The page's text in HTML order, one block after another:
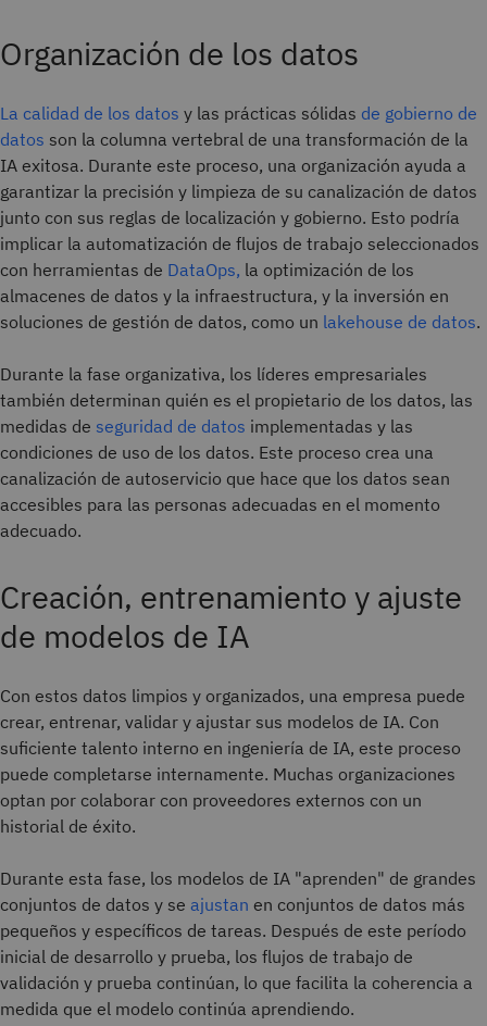
Organización de los datos
La calidad de los datos y las prácticas sólidas de gobierno de
datos son la columna vertebral de una transformación de la
IA exitosa. Durante este proceso, una organización ayuda a
garantizar la precisión y limpieza de su canalización de datos
junto con sus reglas de localización y gobierno. Esto podría
implicar la automatización de flujos de trabajo seleccionados
con herramientas de DataOps, la optimización de los
almacenes de datos y la infraestructura, y la inversión en
soluciones de gestión de datos, como un lakehouse de datos.
Durante la fase organizativa, los líderes empresariales
también determinan quién es el propietario de los datos, las
medidas de seguridad de datos implementadas y las
condiciones de uso de los datos. Este proceso crea una
canalización de autoservicio que hace que los datos sean
accesibles para las personas adecuadas en el momento
adecuado.
Creación, entrenamiento y ajuste
de modelos de IA
Con estos datos limpios y organizados, una empresa puede
crear, entrenar, validar y ajustar sus modelos de IA. Con
suficiente talento interno en ingeniería de IA, este proceso
puede completarse internamente. Muchas organizaciones
optan por colaborar con proveedores externos con un
historial de éxito.
Durante esta fase, los modelos de IA "aprenden" de grandes
conjuntos de datos y se ajustan en conjuntos de datos más
pequeños y específicos de tareas. Después de este período
inicial de desarrollo y prueba, los flujos de trabajo de
validación y prueba continúan, lo que facilita la coherencia a
medida que el modelo continúa aprendiendo.